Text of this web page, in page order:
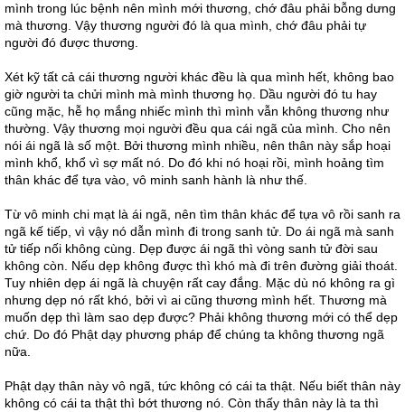
mình trong lúc bệnh nên mình mới thương, chớ đâu phải bỗng dưng
mà thương. Vậy thương người đó là qua mình, chớ đâu phải tự
người đó được thương.
Xét kỹ tất cả cái thương người khác đều là qua mình hết, không bao
giờ người ta chửi mình mà mình thương họ. Dầu người đó tu hay
cũng mặc, hễ họ mắng nhiếc mình thì mình vẫn không thương như
thường. Vậy thương mọi người đều qua cái ngã của mình. Cho nên
nói ái ngã là số một. Bởi thương mình nhiều, nên thân này sắp hoại
mình khổ, khổ vì sợ mất nó. Do đó khi nó hoại rồi, mình hoảng tìm
thân khác để tựa vào, vô minh sanh hành là như thế.
Từ vô minh chi mạt là ái ngã, nên tìm thân khác để tựa vô rồi sanh ra
ngã kế tiếp, vì vậy nó dẫn mình đi trong sanh tử. Do ái ngã mà sanh
tử tiếp nối không cùng. Dẹp được ái ngã thì vòng sanh tử đời sau
không còn. Nếu dẹp không được thì khó mà đi trên đường giải thoát.
Tuy nhiên dẹp ái ngã là chuyện rất cay đắng. Mặc dù nó không ra gì
nhưng dẹp nó rất khó, bởi vì ai cũng thương mình hết. Thương mà
muốn dẹp thì làm sao dẹp được? Phải không thương mới có thể dẹp
chứ. Do đó Phật dạy phương pháp để chúng ta không thương ngã
nữa.
Phật dạy thân này vô ngã, tức không có cái ta thật. Nếu biết thân này
không có cái ta thật thì bớt thương nó. Còn thấy thân này là ta thì